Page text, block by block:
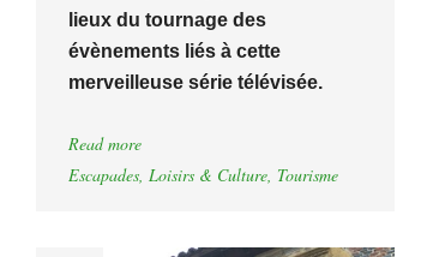
lieux du tournage des
évènements liés à cette
merveilleuse série télévisée.
Read more
Escapades, Loisirs & Culture, Tourisme